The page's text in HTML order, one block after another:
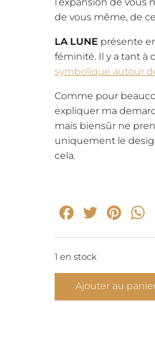
de vous même, de
LA LUNE présente
féminité. Il y a tant à
symbolique autour
Comme pour
expliquer ma
mais biensûr ne
uniquement le
cela.
1 en stock
quantité
Ajouter au